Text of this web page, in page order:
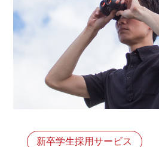
新卒学生採用サービス